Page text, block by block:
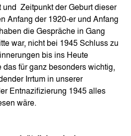
und Zeitpunkt der Geburt dieser
Anfang der 1920-er und Anfang
die Gespräche in Gang
war, nicht bei 1945 Schluss zu
bis ins Heute
das für ganz besonders wichtig,
Irrtum in unserer
Entnazifizierung 1945 alles
wäre.